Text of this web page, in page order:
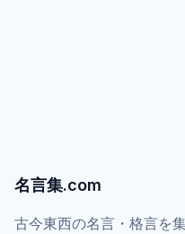
名言集.com
古今東西の名言・格言を